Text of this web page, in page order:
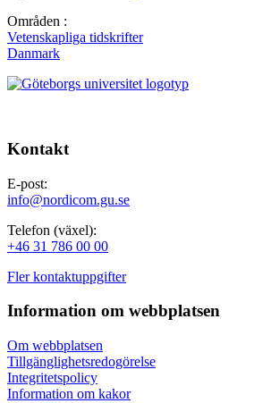
Områden :
Vetenskapliga tidskrifter
Danmark
Kontakt
E-post:
info@nordicom.gu.se
Telefon (växel):
+46 31 786 00 00
Fler kontaktuppgifter
Information om webbplatsen
Om webbplatsen
Tillgänglighetsredogörelse
Integritetspolicy
Information om kakor